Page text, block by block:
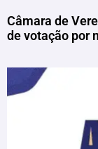
Câmara de
de votação por